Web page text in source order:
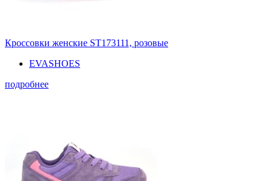
Кроссовки женские ST173111, розовые
EVASHOES
подробнее